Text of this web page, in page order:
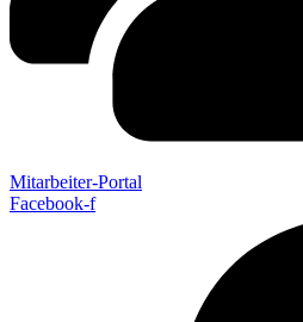
Mitarbeiter-Portal
Facebook-f